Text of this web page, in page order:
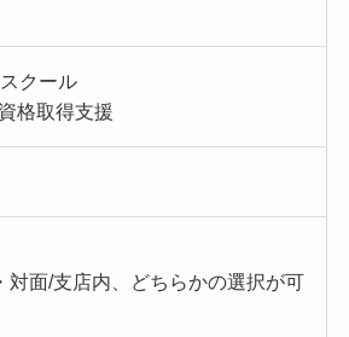
クール
格取得支援
対面/支店内、どちらかの選択が可